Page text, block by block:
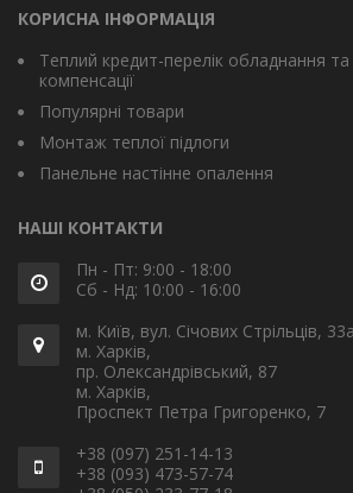
КОРИСНА ІНФОРМАЦІЯ
Теплий кредит-перелік обладнання та
компенсації
Популярні товари
Монтаж теплої підлоги
Панельне настінне опалення
НАШІ КОНТАКТИ
Пн - Пт: 9:00 - 18:00
Сб - Нд: 10:00 - 16:00
м. Київ, вул. Січових Стрільців, 33а
м. Харків,
пр. Олександрівський, 87
м. Харків,
Проспект Петра Григоренко, 7
+38 (097) 251-14-13
+38 (093) 473-57-74